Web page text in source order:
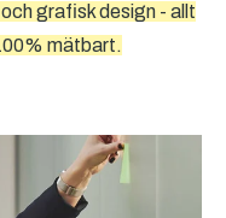
grafisk design - allt
mätbart.